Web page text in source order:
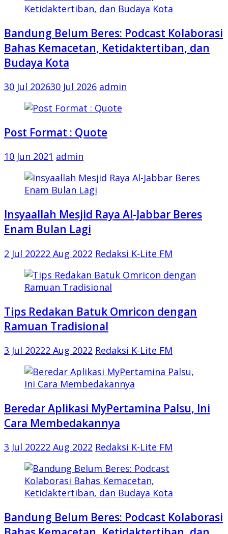
Bandung Belum Beres: Podcast Kolaborasi
Bahas Kemacetan, Ketidaktertiban, dan
Budaya Kota
30 Jul 202630 Jul 2026 admin
Post Format : Quote
10 Jun 2021 admin
Insyaallah Mesjid Raya Al-Jabbar Beres
Enam Bulan Lagi
2 Jul 20222 Aug 2022 Redaksi K-Lite FM
Tips Redakan Batuk Omricon dengan
Ramuan Tradisional
3 Jul 20222 Aug 2022 Redaksi K-Lite FM
Beredar Aplikasi MyPertamina Palsu, Ini
Cara Membedakannya
3 Jul 20222 Aug 2022 Redaksi K-Lite FM
Bandung Belum Beres: Podcast Kolaborasi